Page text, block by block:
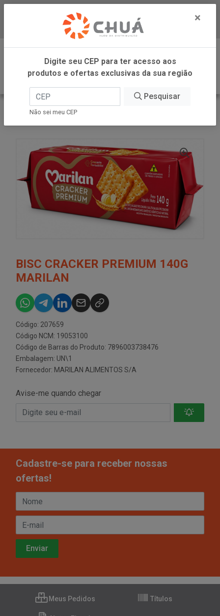
Baixe já nosso APP
0
INÍCIO
MARILAN
BISC CRACKER PREMIUM 140G
MARILAN
Código: 207659
Código NCM: 19053100
Código de Barras do Produto: 7896003738476
Embalagem: UN\1
Fornecedor: MARILAN ALIMENTOS S/A
Avise-me quando chegar
Cadastre-se para receber nossas
ofertas!
Meus Pedidos Títulos
×
Digite seu CEP para ter acesso aos
produtos e ofertas exclusivas da sua região
Pesquisar
Não sei meu CEP